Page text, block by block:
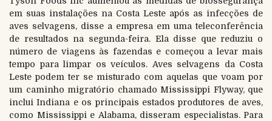
em suas instalações na Costa Leste após as infecções de
aves selvagens, disse a empresa em uma teleconferência
de resultados na segunda-feira. Ela disse que reduziu o
número de viagens às fazendas e começou a levar mais
tempo para limpar os veículos. Aves selvagens da Costa
Leste podem ter se misturado com aquelas que voam por
um caminho migratório chamado Mississippi Flyway, que
inclui Indiana e os principais estados produtores de aves,
como Mississippi e Alabama, disseram especialistas. Para